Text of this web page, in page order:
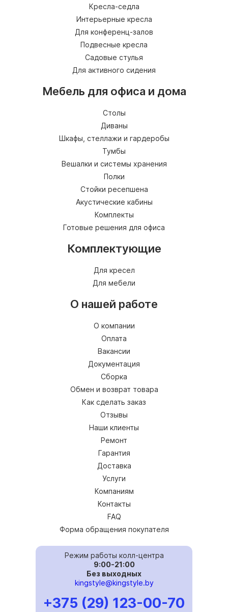
Кресла-седла
Интерьерные кресла
Для конференц-залов
Подвесные кресла
Садовые стулья
Для активного сидения
Мебель для офиса и дома
Столы
Диваны
Шкафы, стеллажи и гардеробы
Тумбы
Вешалки и системы хранения
Полки
Стойки ресепшена
Акустические кабины
Комплекты
Готовые решения для офиса
Комплектующие
Для кресел
Для мебели
О нашей работе
О компании
Оплата
Вакансии
Документация
Сборка
Обмен и возврат товара
Как сделать заказ
Отзывы
Наши клиенты
Ремонт
Гарантия
Доставка
Услуги
Компаниям
Контакты
FAQ
Форма обращения покупателя
Режим работы колл-центра
9:00-21:00
Без выходных
kingstyle@kingstyle.by
+375 (29) 123-00-70